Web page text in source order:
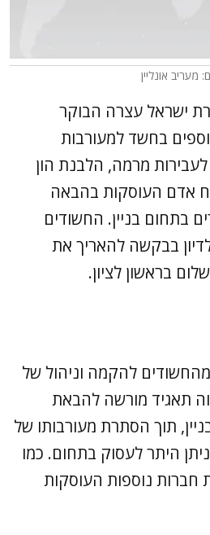
מעריב אונליין
ישראל עצרה הבוקר
בחשד למעורבות
מרמה, הלבנת הון
אדם העוסקות בהבאה
בתחום בניין. החשודים
בבקשה להאריך את
בראשון לציון.
להקמה וניהול של
תאגיד מורשה להבאת
תוך הסתרת מעורבותו של
היתר לעסוק בתחום. כמו
חברות נוספות העוסקות